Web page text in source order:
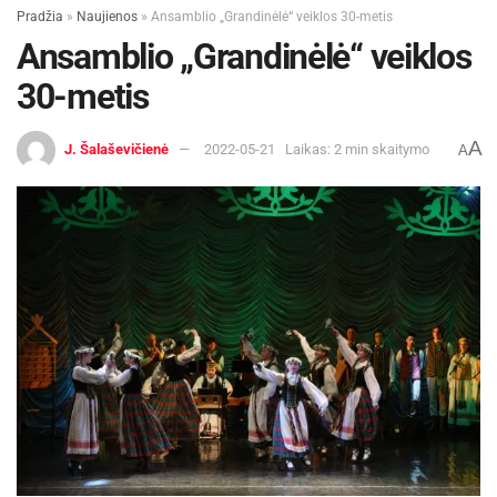
Pradžia » Naujienos » Ansamblio „Grandinėlė“ veiklos 30-metis
Ansamblio „Grandinėlė“ veiklos
30-metis
J. Šalaševičienė 2022-05-21 Laikas: 2 min skaitymo AA